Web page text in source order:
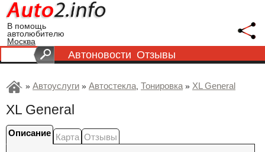
В помощь
автолюбителю
Москва
Автоновости Отзывы
» Автоуслуги » Автостекла, Тонировка» XL General
XL General
Описание Карта Отзывы